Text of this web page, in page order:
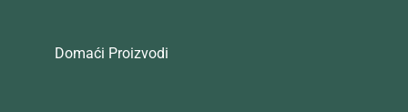
Domaći Proizvodi